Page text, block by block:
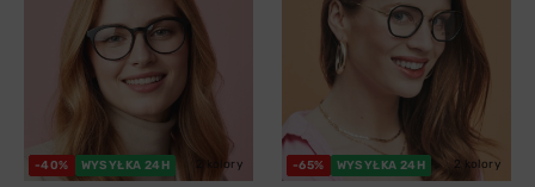
-40% WYSYŁKA 24H 2 kolory -65% WYSYŁKA 24H 2 kolory